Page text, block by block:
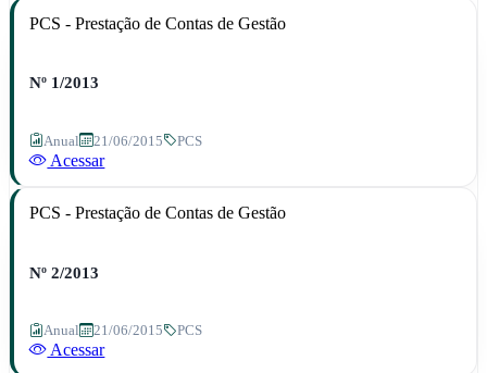
PCS - Prestação de Contas de Gestão
Nº 1/2013
Anual 21/06/2015 PCS
Acessar
PCS - Prestação de Contas de Gestão
Nº 2/2013
Anual 21/06/2015 PCS
Acessar